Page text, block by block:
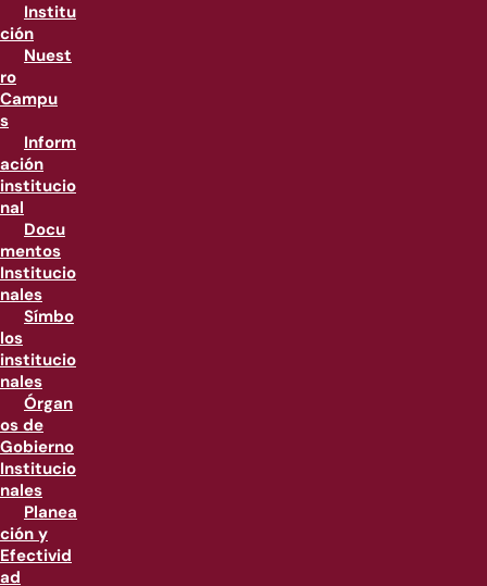
Institu
ción
Nuest
ro
Campu
s
Inform
ación
institucio
nal
Docu
mentos
Institucio
nales
Símbo
los
institucio
nales
Órgan
os de
Gobierno
Institucio
nales
Planea
ción y
Efectivid
ad